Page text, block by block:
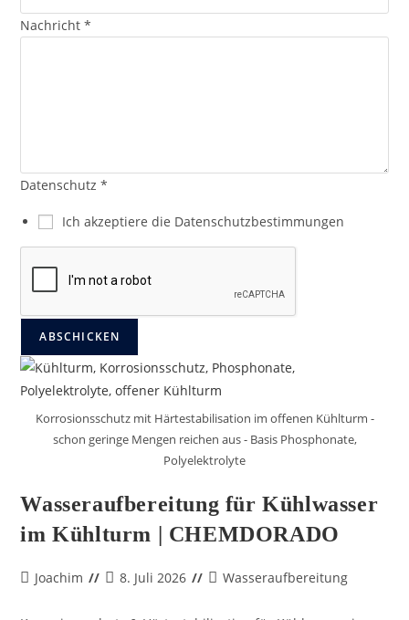
Nachricht*
N
h
c
t
E
F
i
m
Datenschutz*
Ich akzeptiere die Datenschutzbestimmungen
ABSCHICKEN
Korrosionsschutz mit Härtestabilisation im offenen Kühlturm -
schon geringe Mengen reichen aus - Basis Phosphonate,
Polyelektrolyte
Wasseraufbereitung für Kühlwasser
im Kühlturm | CHEMDORADO
Joachim 8. Juli 2026 Wasseraufbereitung